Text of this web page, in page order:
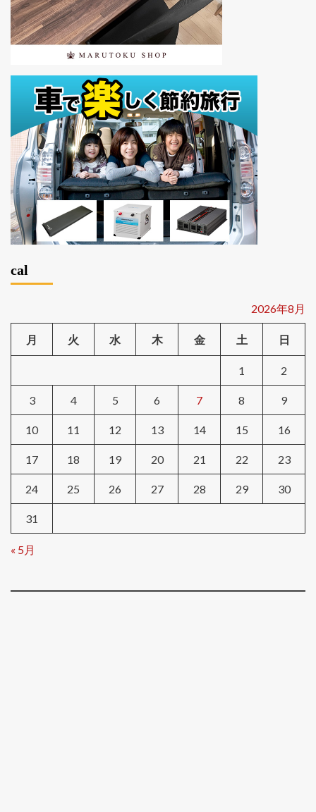
cal
2026年8月
月 火 水 木 金 土 日
1 2
3 4 5 6 7 8 9
10 11 12 13 14 15 16
17 18 19 20 21 22 23
24 25 26 27 28 29 30
31
« 5月